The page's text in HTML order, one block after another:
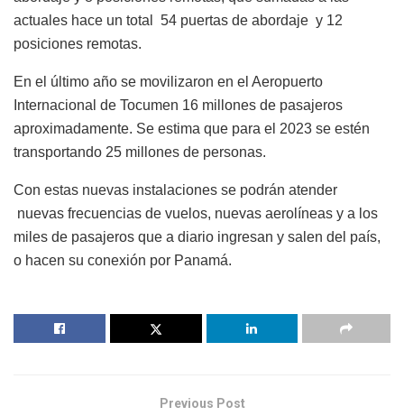
actuales hace un total 54 puertas de abordaje y 12
posiciones remotas.
En el último año se movilizaron en el Aeropuerto
Internacional de Tocumen 16 millones de pasajeros
aproximadamente. Se estima que para el 2023 se estén
transportando 25 millones de personas.
Con estas nuevas instalaciones se podrán atender
nuevas frecuencias de vuelos, nuevas aerolíneas y a los
miles de pasajeros que a diario ingresan y salen del país,
o hacen su conexión por Panamá.
Previous Post